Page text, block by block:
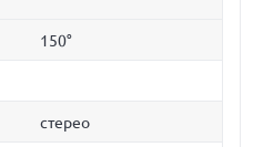
150°
стерео